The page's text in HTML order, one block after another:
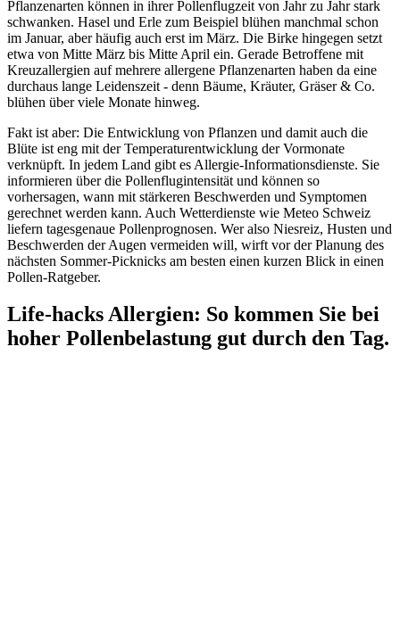
Pflanzenarten können in ihrer Pollenflugzeit von Jahr zu Jahr stark
schwanken. Hasel und Erle zum Beispiel blühen manchmal schon
im Januar, aber häufig auch erst im März. Die Birke hingegen setzt
etwa von Mitte März bis Mitte April ein. Gerade Betroffene mit
Kreuzallergien auf mehrere allergene Pflanzenarten haben da eine
durchaus lange Leidenszeit - denn Bäume, Kräuter, Gräser & Co.
blühen über viele Monate hinweg.
Fakt ist aber: Die Entwicklung von Pflanzen und damit auch die
Blüte ist eng mit der Temperaturentwicklung der Vormonate
verknüpft. In jedem Land gibt es Allergie-Informationsdienste. Sie
informieren über die Pollenflugintensität und können so
vorhersagen, wann mit stärkeren Beschwerden und Symptomen
gerechnet werden kann. Auch Wetterdienste wie Meteo Schweiz
liefern tagesgenaue Pollenprognosen. Wer also Niesreiz, Husten und
Beschwerden der Augen vermeiden will, wirft vor der Planung des
nächsten Sommer-Picknicks am besten einen kurzen Blick in einen
Pollen-Ratgeber.
Life-hacks Allergien: So kommen Sie bei
hoher Pollenbelastung gut durch den Tag.